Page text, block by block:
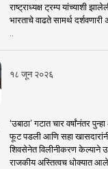
राष्ट्राध्यक्ष ट्रम्प यांच्याशी
भारताचे वाढते सामर्थ
१८ जून २०२६
‘उबाठा’ गटात चार वर्षांनंतर
फूट पडली आणि सहा
शिवसेनेत विलीनीकरण केल्याने
राजकीय अस्तित्वच धोक्यात